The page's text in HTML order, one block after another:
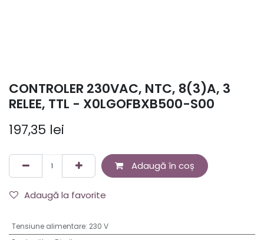
CONTROLER 230VAC, NTC, 8(3)A, 3
RELEE, TTL - X0LGOFBXB500-S00
197,35 lei
Adaugă în coș
Adaugă la favorite
Tensiune alimentare: 230 V